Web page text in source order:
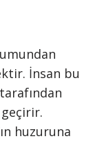
İnsan bu
huzuruna